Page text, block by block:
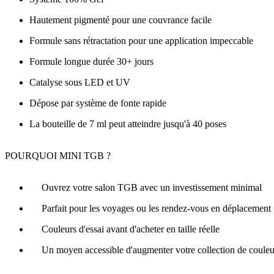
Hautement pigmenté pour une couvrance facile
Formule sans rétractation pour une application impeccable
Formule longue durée 30+ jours
Catalyse sous LED et UV
Dépose par système de fonte rapide
La bouteille de 7 ml peut atteindre jusqu'à 40 poses
POURQUOI MINI TGB ?
Ouvrez votre salon TGB avec un investissement minimal
Parfait pour les voyages ou les rendez-vous en déplacement
Couleurs d'essai avant d'acheter en taille réelle
Un moyen accessible d'augmenter votre collection de